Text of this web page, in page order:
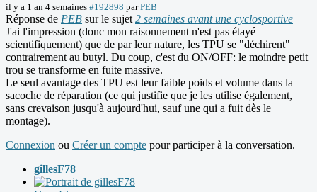
il y a 1 an 4 semaines #192898 parPEB
Réponse de PEB sur le sujet 2 semaines avant une cyclosportive
J'ai l'impression (donc mon raisonnement n'est pas étayé
scientifiquement) que de par leur nature, les TPU se "déchirent"
contrairement au butyl. Du coup, c'est du ON/OFF: le moindre petit
trou se transforme en fuite massive.
Le seul avantage des TPU est leur faible poids et volume dans la
sacoche de réparation (ce qui justifie que je les utilise également,
sans crevaison jusqu'à aujourd'hui, sauf une qui a fuit dès le
montage).
Connexion ou Créer un compte pour participer à la conversation.
gillesF78